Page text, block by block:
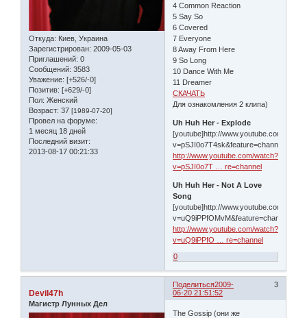
Откуда: Киев, Украина
Зарегистрирован: 2009-05-03
Приглашений: 0
Сообщений: 3583
Уважение: [+526/-0]
Позитив: [+629/-0]
Пол: Женский
Возраст: 37 [1989-07-20]
Провел на форуме:
1 месяц 18 дней
Последний визит:
2013-08-17 00:21:33
4 Common Reaction
5 Say So
6 Covered
7 Everyone
8 Away From Here
9 So Long
10 Dance With Me
11 Dreamer
СКАЧАТЬ
Для ознакомления 2 клипа)
Uh Huh Her - Explode
[youtube]http://www.youtube.com/
v=pSJI0o7T4sk&feature=channel[/
http://www.youtube.com/watch?
v=pSJI0o7T … re=channel
Uh Huh Her - Not A Love
Song
[youtube]http://www.youtube.com/
v=uQ9iPPfOMvM&feature=channel[/
http://www.youtube.com/watch?
v=uQ9iPPfO … re=channel
0
Поделиться 3
2009-
06-20 21:51:52
Devil47h
Магистр Лунных Дел
The Gossip (они же